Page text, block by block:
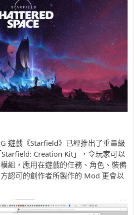
遊戲《Starfield》已經推出了重量級
Starfield: Creation Kit」，令玩家可以
組，應用在遊戲的任務、角色、裝備
認可的創作者所製作的 Mod 更會以